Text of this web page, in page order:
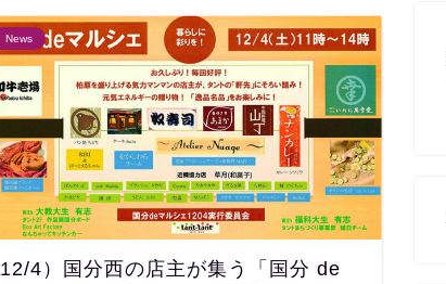
News
12/4）国分西の店主が集う「国分 de